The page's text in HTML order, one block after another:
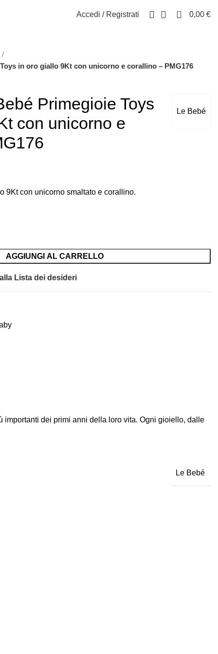
Accedi / Registrati 0 0,00 €
in oro giallo 9Kt con unicorno e corallino – PMG176
Le Bebé
Primegioie Toys
con unicorno e
9Kt con unicorno smaltato e corallino.
AGGIUNGI AL CARRELLO
Lista dei desideri
dei primi anni della loro vita. Ogni gioiello, dalle
Le Bebé